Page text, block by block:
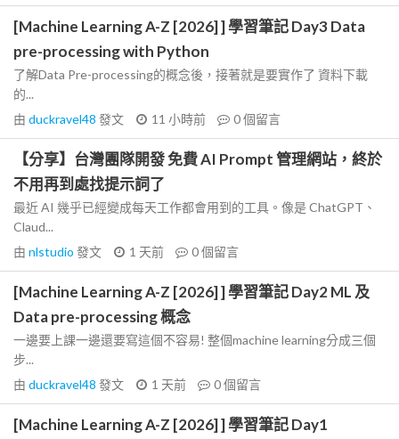
[Machine Learning A-Z [2026] ] 學習筆記 Day3 Data
pre-processing with Python
了解Data Pre-processing的概念後，接著就是要實作了 資料下載
的...
由 duckravel48 發文 11 小時前 0個留言
【分享】台灣團隊開發 免費 AI Prompt 管理網站，終於
不用再到處找提示詞了
最近 AI 幾乎已經變成每天工作都會用到的工具。像是 ChatGPT、
Claud...
由 nlstudio 發文 1 天前 0個留言
[Machine Learning A-Z [2026] ] 學習筆記 Day2 ML 及
Data pre-processing 概念
一邊要上課一邊還要寫這個不容易! 整個machine learning分成三個
步...
由 duckravel48 發文 1 天前 0個留言
[Machine Learning A-Z [2026] ] 學習筆記 Day1